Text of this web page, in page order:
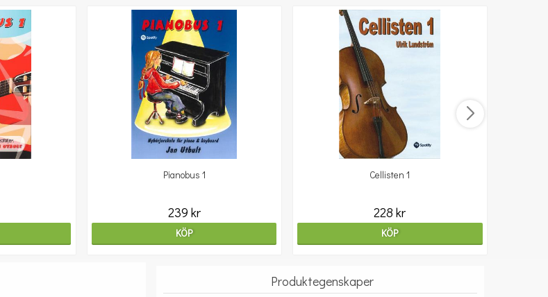
Pianobus 1
239 kr
KÖP
Cellisten 1
228 kr
KÖP
Produktegenskaper